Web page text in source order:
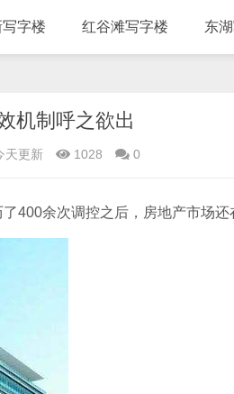
字楼 红谷滩写字楼 东
机制呼之欲出
天更新 1028 0
400余次调控之后，房地产市场还